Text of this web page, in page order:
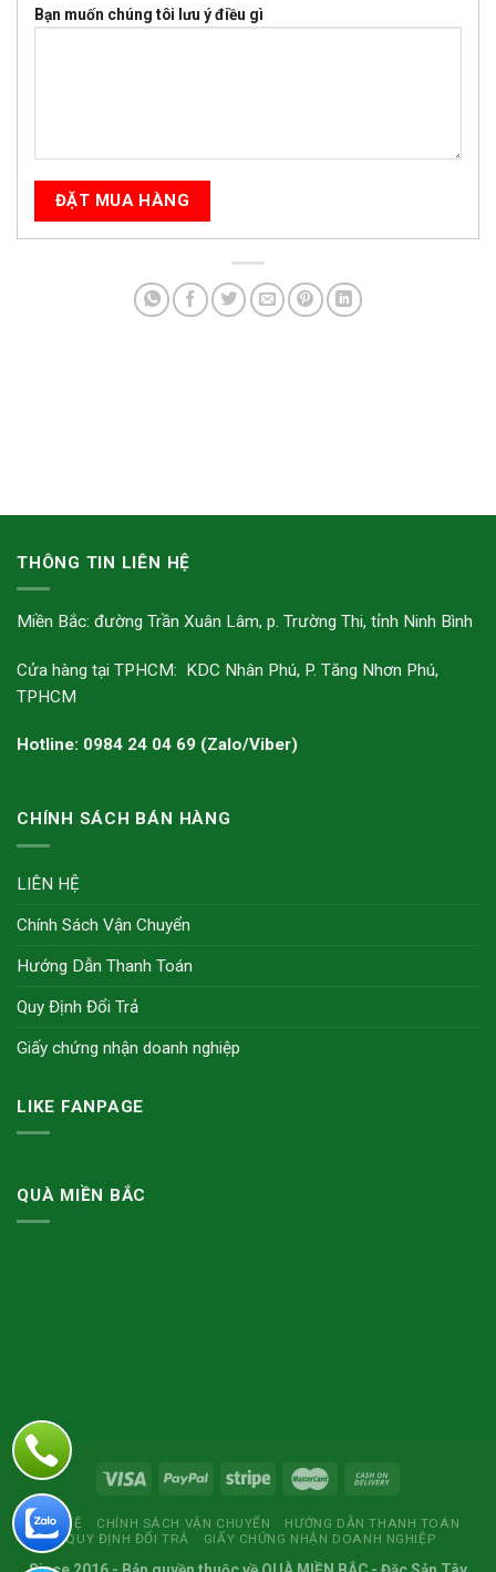
Bạn muốn chúng tôi lưu ý điều gì
THÔNG TIN LIÊN HỆ
Miền Bắc: đường Trần Xuân Lâm, p. Trường Thi, tỉnh Ninh Bình
Cửa hàng tại TPHCM: KDC Nhân Phú, P. Tăng Nhơn Phú,
TPHCM
Hotline: 0984 24 04 69 (Zalo/Viber)
CHÍNH SÁCH BÁN HÀNG
LIÊN HỆ
Chính Sách Vận Chuyển
Hướng Dẫn Thanh Toán
Quy Định Đổi Trả
Giấy chứng nhận doanh nghiệp
LIKE FANPAGE
QUÀ MIỀN BẮC
LIÊN HỆ CHÍNH SÁCH VẬN CHUYỂN
HƯỚNG DẪN THANH TOÁN
QUY ĐỊNH ĐỔI TRẢ
GIẤY CHỨNG NHẬN DOANH NGHIỆP